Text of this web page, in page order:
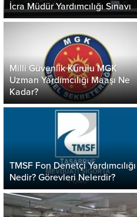
İcra Müdür Yardımcılığı Sınavı
Milli Güvenlik Kurulu MGK
Uzman Yardımcılığı Maaşı Ne
Kadar?
TMSF Fon Denetçi Yardımcılığı
Nedir? Görevleri Nelerdir?